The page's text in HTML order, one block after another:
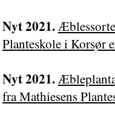
Nyt 2021.
Planteskole i Korsør
Nyt 2021.
fra Mathiesens